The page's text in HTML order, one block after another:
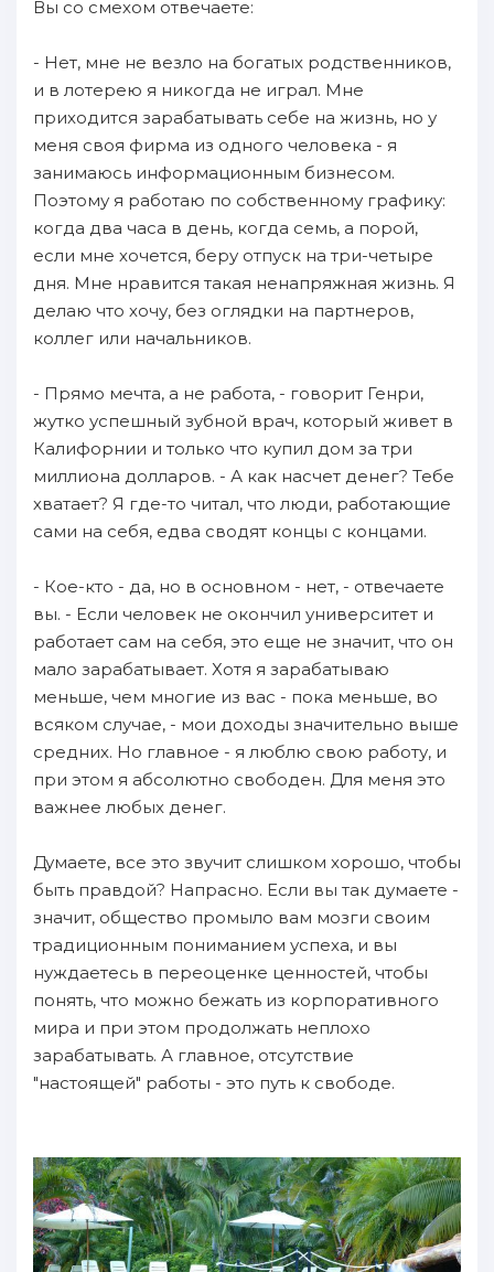
Вы со смехом отвечаете:
- Нет, мне не везло на богатых родственников,
и в лотерею я никогда не играл. Мне
приходится зарабатывать себе на жизнь, но у
меня своя фирма из одного человека - я
занимаюсь информационным бизнесом.
Поэтому я работаю по собственному графику:
когда два часа в день, когда семь, а порой,
если мне хочется, беру отпуск на три-четыре
дня. Мне нравится такая ненапряжная жизнь. Я
делаю что хочу, без оглядки на партнеров,
коллег или начальников.
- Прямо мечта, а не работа, - говорит Генри,
жутко успешный зубной врач, который живет в
Калифорнии и только что купил дом за три
миллиона долларов. - А как насчет денег? Тебе
хватает? Я где-то читал, что люди, работающие
сами на себя, едва сводят концы с концами.
- Кое-кто - да, но в основном - нет, - отвечаете
вы. - Если человек не окончил университет и
работает сам на себя, это еще не значит, что он
мало зарабатывает. Хотя я зарабатываю
меньше, чем многие из вас - пока меньше, во
всяком случае, - мои доходы значительно выше
средних. Но главное - я люблю свою работу, и
при этом я абсолютно свободен. Для меня это
важнее любых денег.
Думаете, все это звучит слишком хорошо, чтобы
быть правдой? Напрасно. Если вы так думаете -
значит, общество промыло вам мозги своим
традиционным пониманием успеха, и вы
нуждаетесь в переоценке ценностей, чтобы
понять, что можно бежать из корпоративного
мира и при этом продолжать неплохо
зарабатывать. А главное, отсутствие
"настоящей" работы - это путь к свободе.